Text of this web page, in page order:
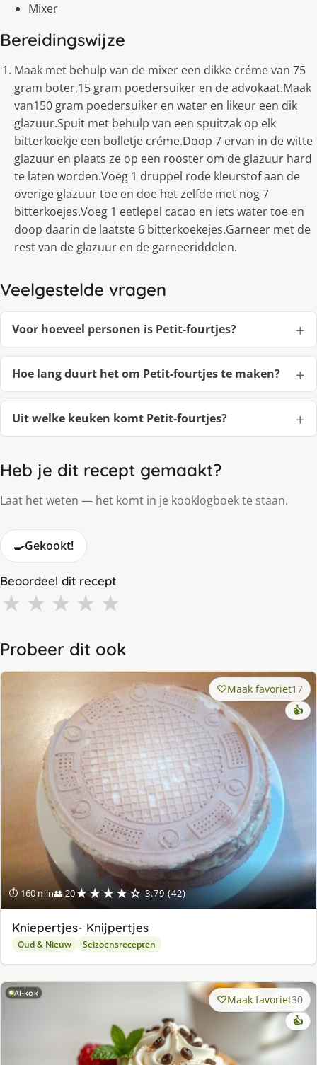
Mixer
Bereidingswijze
Maak met behulp van de mixer een dikke créme van 75
gram boter,15 gram poedersuiker en de advokaat.Maak
van150 gram poedersuiker en water en likeur een dik
glazuur.Spuit met behulp van een spuitzak op elk
bitterkoekje een bolletje créme.Doop 7 ervan in de witte
glazuur en plaats ze op een rooster om de glazuur hard
te laten worden.Voeg 1 druppel rode kleurstof aan de
overige glazuur toe en doe het zelfde met nog 7
bitterkoejes.Voeg 1 eetlepel cacao en iets water toe en
doop daarin de laatste 6 bitterkoekejes.Garneer met de
rest van de glazuur en de garneeriddelen.
Veelgestelde vragen
Voor hoeveel personen is Petit-fourtjes?
Hoe lang duurt het om Petit-fourtjes te maken?
Uit welke keuken komt Petit-fourtjes?
Heb je dit recept gemaakt?
Laat het weten — het komt in je kooklogboek te staan.
🍳Gekookt!
Beoordeel dit recept
★ ★ ★ ★ ★
Probeer dit ook
⏱ 160 min👥 20★★★★☆ 3.79 (42)
Maak favoriet17
👍
Kniepertjes- Knijpertjes
Oud & Nieuw Seizoensrecepten
AI-kok Maak favoriet30
👍